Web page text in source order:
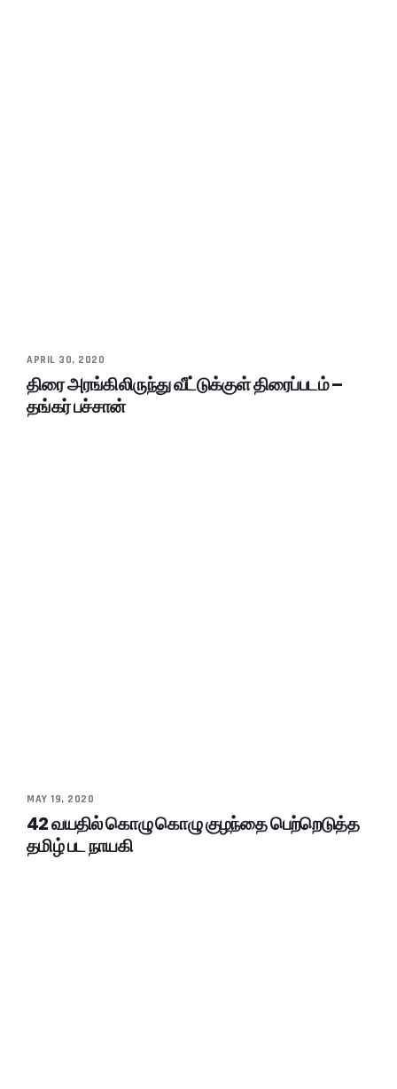
APRIL 30, 2020
திரை அரங்கிலிருந்து வீட்டுக்குள் திரைப்படம் –
தங்கர் பச்சான்
MAY 19, 2020
42 வயதில் கொழு கொழு குழந்தை பெற்றெடுத்த
தமிழ் பட நாயகி